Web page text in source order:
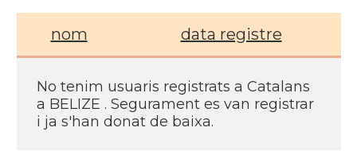
nom data registre
No tenim usuaris registrats a Catalans
a BELIZE . Segurament es van registrar
i ja s'han donat de baixa.